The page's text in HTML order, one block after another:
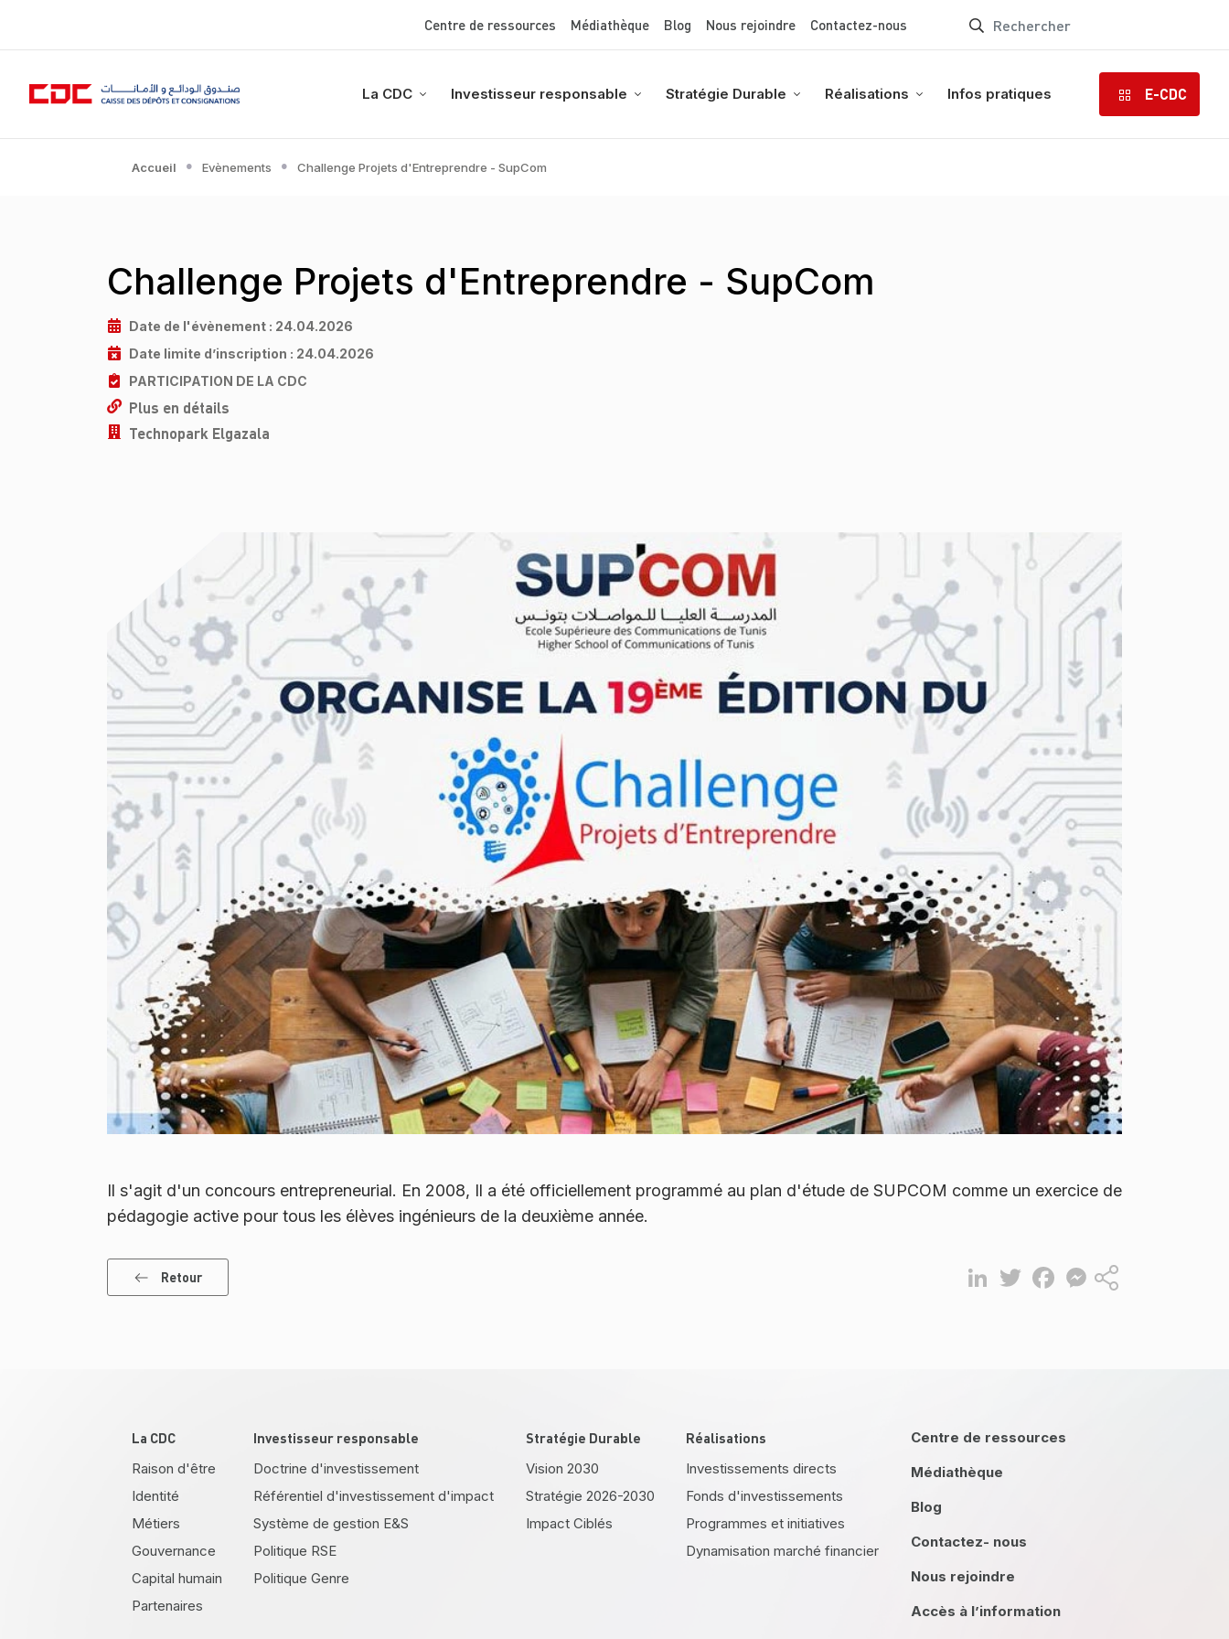
au
Top Menu
Centre de ressources Médiathèque Blog Nous rejoindre Contactez-nous
La CDC Investisseur responsable Stratégie Durable Réalisations Infos pratiques E-CDC
Accueil Evènements Challenge Projets d'Entreprendre - SupCom
Challenge Projets d'Entreprendre - SupCom
Date de l'évènement : 24.04.2026
Date limite d’inscription : 24.04.2026
PARTICIPATION DE LA CDC
Plus en détails
Technopark Elgazala
Il s'agit d'un concours entrepreneurial. En 2008, Il a été officiellement programmé au plan d'étude de SUPCOM comme un exercice de
pédagogie active pour tous les élèves ingénieurs de la deuxième année.
Retour LinkedInTwitterFacebookMessenger
Pied de page
La CDC
Raison d'être
Identité
Métiers
Gouvernance
Capital humain
Partenaires
Investisseur responsable
Doctrine d'investissement
Référentiel d'investissement d'impact
Système de gestion E&S
Politique RSE
Politique Genre
Stratégie Durable
Vision 2030
Stratégie 2026-2030
Impact Ciblés
Réalisations
Investissements directs
Fonds d'investissements
Programmes et initiatives
Dynamisation marché financier
Centre de ressources
Médiathèque
Blog
Contactez- nous
Nous rejoindre
Accès à l’information